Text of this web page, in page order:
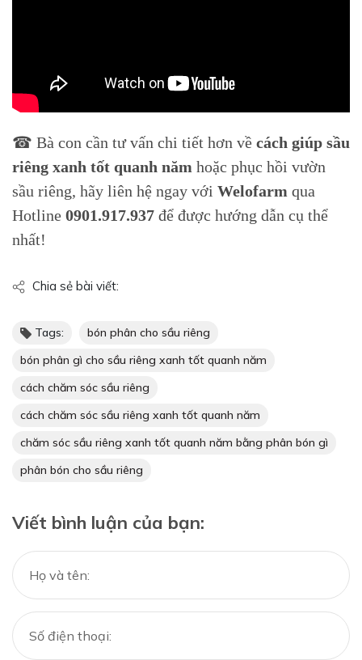
☎ Bà con cần tư vấn chi tiết hơn về cách giúp sầu
riêng xanh tốt quanh năm hoặc phục hồi vườn
sầu riêng, hãy liên hệ ngay với Welofarm qua
Hotline 0901.917.937 để được hướng dẫn cụ thể
nhất!
Chia sẻ bài viết:
Tags:
bón phân cho sầu riêng
bón phân gì cho sầu riêng xanh tốt quanh năm
cách chăm sóc sầu riêng
cách chăm sóc sầu riêng xanh tốt quanh năm
chăm sóc sầu riêng xanh tốt quanh năm bằng phân bón gì
phân bón cho sầu riêng
Viết bình luận của bạn: